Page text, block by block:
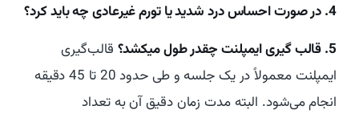
4. در صورت احساس درد شدید یا تورم غیرعادی چه باید کرد؟
5. قالب گیری ایمپلنت چقدر طول میکشد؟
قالب‌گیری
ایمپلنت معمولاً در یک جلسه و طی حدود 20 تا 45 دقیقه
انجام می‌شود. البته مدت زمان دقیق آن به تعداد